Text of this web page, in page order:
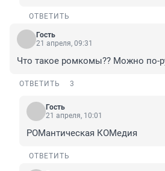
ОТВЕТИТЬ
Гость
21 апреля, 09:31
Что такое ромкомы?? Можно по-
ОТВЕТИТЬ 3
Гость
21 апреля, 10:01
РОМантическая КОМедия
ОТВЕТИТЬ